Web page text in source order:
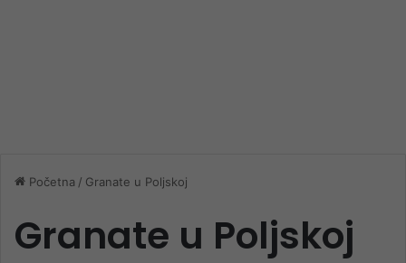
Početna / Granate u Poljskoj
Granate u Poljskoj